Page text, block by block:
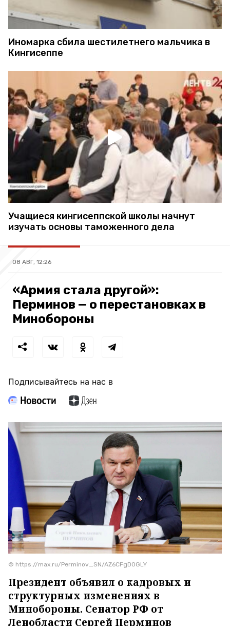
Иномарка сбила шестилетнего мальчика в
Кингисеппе
Учащиеся кингисеппской школы начнут
изучать основы таможенного дела
08 АВГ, 12:26
«Армия стала другой»:
Перминов — о перестановках в
Минобороны
Подписывайтесь на нас в
© https://max.ru/Perminov_SN/AZ6CFgD0GLY
Президент объявил о кадровых и
структурных изменениях в
Минобороны. Сенатор РФ от
Ленобласти Сергей Перминов